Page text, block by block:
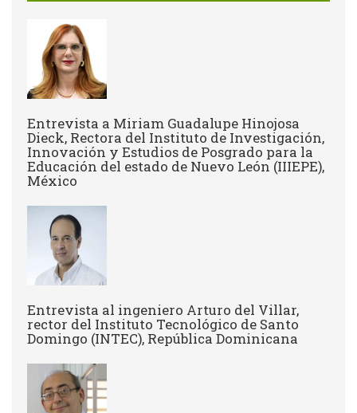
Entrevista a Miriam Guadalupe Hinojosa
Dieck, Rectora del Instituto de Investigación,
Innovación y Estudios de Posgrado para la
Educación del estado de Nuevo León (IIIEPE),
México
Entrevista al ingeniero Arturo del Villar,
rector del Instituto Tecnológico de Santo
Domingo (INTEC), República Dominicana